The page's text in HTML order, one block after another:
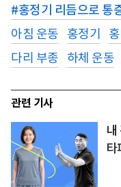
#홍정기 리듬으로 통
아침 운동
홍정기
다리 부종
하체 운동
관련 기사